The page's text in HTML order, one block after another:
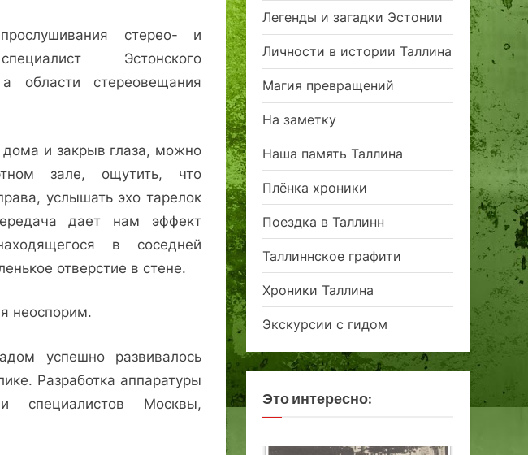
сте­рео- и
Эстонского
а области стереове­щания
и закрыв глаза, можно
зале, ощутить, что
услышать эхо тарелок
дает нам эффект
в соседней
отверстие в стене.
неоспорим.
успешно развива­лось
Разработка аппаратуры
специалис­тов Москвы,
Легенды и загадки Эстонии
Личности в истории Таллина
Магия превращений
На заметку
Наша память Таллина
Плёнка хроники
Поездка в Таллинн
Таллиннское графити
Хроники Таллина
Экскурсии с гидом
Это интересно: